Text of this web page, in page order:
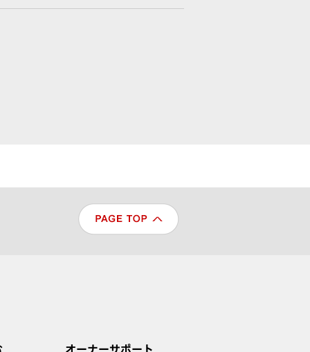
オーナーサポート